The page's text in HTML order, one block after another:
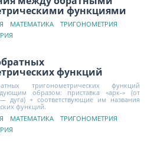
функциями
МАТЕМАТИКА
ТРИГОНОМЕТРИЯ
функций
тригонометрических функций
образом: приставка «арк-» (от
дуга) + соответствующие им названия
функций.
МАТЕМАТИКА
ТРИГОНОМЕТРИЯ